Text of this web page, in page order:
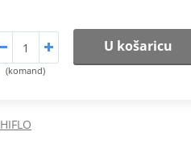
(komand)
U košaricu